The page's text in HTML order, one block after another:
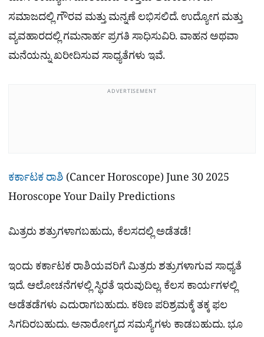
ಸಮಾಜದಲ್ಲಿ ಗೌರವ ಮತ್ತು ಮನ್ನಣೆ ಲಭಿಸಲಿದೆ. ಉದ್ಯೋಗ ಮತ್ತು
ವ್ಯವಹಾರದಲ್ಲಿ ಗಮನಾರ್ಹ ಪ್ರಗತಿ ಸಾಧಿಸುವಿರಿ. ವಾಹನ ಅಥವಾ
ಮನೆಯನ್ನು ಖರೀದಿಸುವ ಸಾಧ್ಯತೆಗಳು ಇವೆ.
ADVERTISEMENT
ಕರ್ಕಾಟಕ ರಾಶಿ (Cancer Horoscope) June 30 2025
Horoscope Your Daily Predictions
ಮಿತ್ರರು ಶತ್ರುಗಳಾಗಬಹುದು, ಕೆಲಸದಲ್ಲಿ ಅಡೆತಡೆ!
ಇಂದು ಕರ್ಕಾಟಕ ರಾಶಿಯವರಿಗೆ ಮಿತ್ರರು ಶತ್ರುಗಳಾಗುವ ಸಾಧ್ಯತೆ
ಇದೆ. ಆಲೋಚನೆಗಳಲ್ಲಿ ಸ್ಥಿರತೆ ಇರುವುದಿಲ್ಲ. ಕೆಲಸ ಕಾರ್ಯಗಳಲ್ಲಿ
ಅಡೆತಡೆಗಳು ಎದುರಾಗಬಹುದು. ಕಠಿಣ ಪರಿಶ್ರಮಕ್ಕೆ ತಕ್ಕ ಫಲ
ಸಿಗದಿರಬಹುದು. ಅನಾರೋಗ್ಯದ ಸಮಸ್ಯೆಗಳು ಕಾಡಬಹುದು. ಭೂ